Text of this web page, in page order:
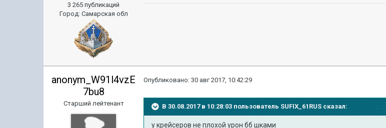
3 265 публикаций
Город: Самарская обл
anonym_W91l4vzE
7bu8
Старший лейтенант
Опубликовано:30 авг 2017, 10:42:29
В 30.08.2017 в 10:28:03 пользователь SUFIX_61RUS сказал:
у крейсеров не плохой урон бб шками